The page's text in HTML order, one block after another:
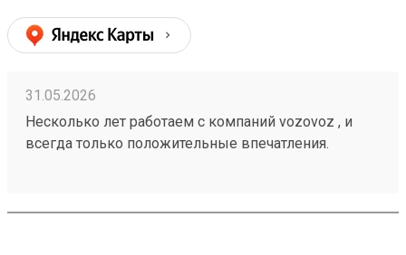
31.05.2026
Несколько лет работаем с компаний vozovoz , и
всегда только положительные впечатления.
можно посмотреть всю интересующую